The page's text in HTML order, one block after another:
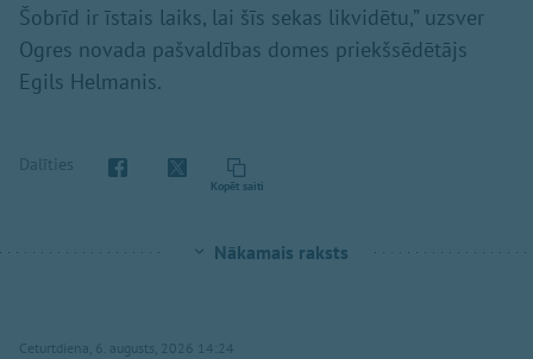
Šobrīd ir īstais laiks, lai šīs sekas likvidētu,” uzsver
Ogres novada pašvaldības domes priekšsēdētājs
Egils Helmanis.
Dalīties
Kopēt saiti
Nākamais raksts
Ceturtdiena, 6. augusts, 2026 14:24